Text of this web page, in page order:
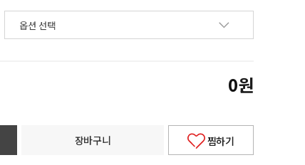
0원
장바구니 찜하기